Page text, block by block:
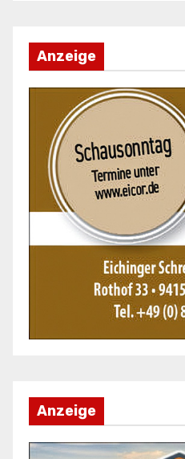
Anzeige
Anzeige